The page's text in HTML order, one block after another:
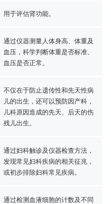
用于评估肾功能。
通过仪器测量人体身高、体重及
血压，科学判断体重是否标准、
血压是否正常。
不仅在于防止遗传性和先天性病
儿的出生，还可以预防因产科，
儿科原因造成的先天、后天的伤
残儿出生。
通过妇科触诊及仪器检查方法，
发现常见妇科疾病的相关征兆，
或初步排除妇科常见疾病。
通过检测血液细胞的计数及不同